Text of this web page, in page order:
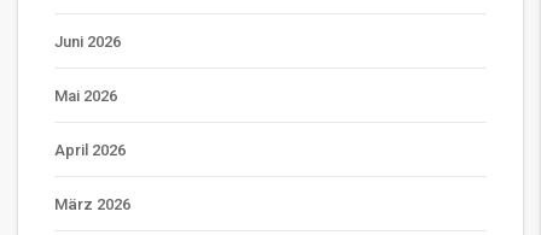
Juni 2026
Mai 2026
April 2026
März 2026